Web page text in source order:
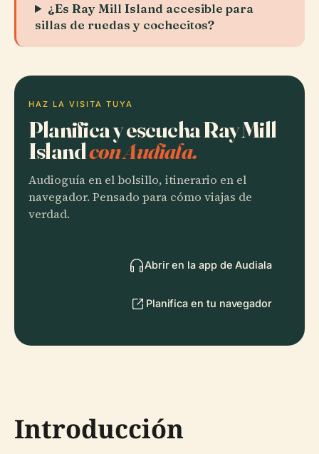
¿Es Ray Mill Island accesible para
sillas de ruedas y cochecitos?
HAZ LA VISITA TUYA
Planifica y escucha Ray Mill
Islandcon Audiala.
Audioguía en el bolsillo, itinerario en el
navegador. Pensado para cómo viajas de
verdad.
Abrir en la app de Audiala
Planifica en tu navegador
Introducción